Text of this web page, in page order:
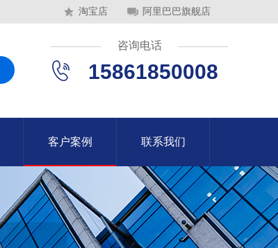
淘宝店 阿里巴巴旗舰店
咨询电话
15861850008
客户案例 联系我们